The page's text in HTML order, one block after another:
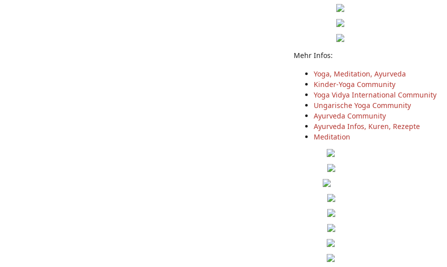
Mehr Infos:
Yoga, Meditation, Ayurveda
Kinder-Yoga Community
Yoga Vidya International Community
Ungarische Yoga Community
Ayurveda Community
Ayurveda Infos, Kuren, Rezepte
Meditation